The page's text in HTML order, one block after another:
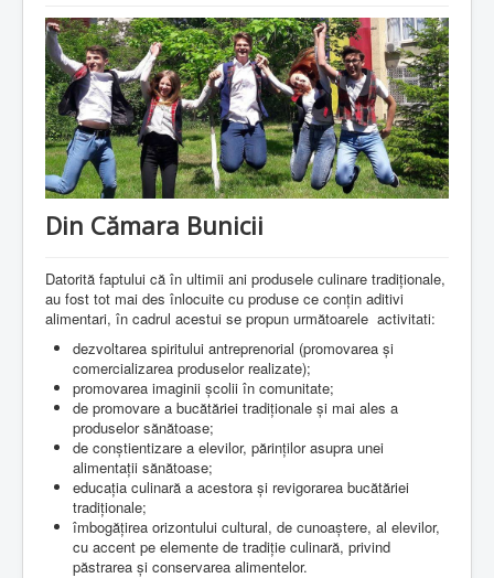
Home
Istoric
Resurse umane
Resurse materiale
Plan școlarizare
Din Cămara Bunicii
Datorită faptului că în ultimii ani produsele culinare tradiționale,
au fost tot mai des înlocuite cu produse ce conțin aditivi
alimentari, în cadrul acestui se propun următoarele activitati:
dezvoltarea spiritului antreprenorial (promovarea și
comercializarea produselor realizate);
promovarea imaginii școlii în comunitate;
de promovare a bucătăriei tradiționale și mai ales a
produselor sănătoase;
de conștientizare a elevilor, părinților asupra unei
alimentații sănătoase;
educația culinară a acestora și revigorarea bucătăriei
tradiționale;
îmbogățirea orizontului cultural, de cunoaștere, al elevilor,
cu accent pe elemente de tradiție culinară, privind
păstrarea și conservarea alimentelor.